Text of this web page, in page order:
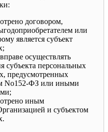
договором,
или
является субъект
осуществлять
субъекта персональных
предусмотренных
No152-ФЗ или иными
иным
и субъектом